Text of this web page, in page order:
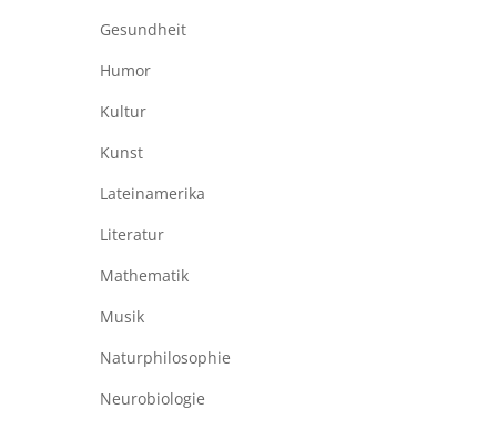
Gesundheit
Humor
Kultur
Kunst
Lateinamerika
Literatur
Mathematik
Musik
Naturphilosophie
Neurobiologie